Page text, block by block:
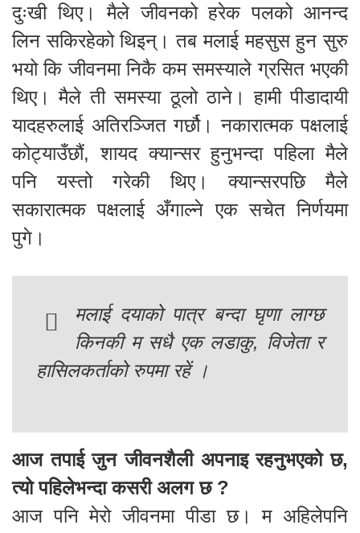
दुःखी थिए। मैले जीवनको हरेक पलको आनन्द
लिन सकिरहेको थिइन्। तब मलाई महसुस हुन सुरु
भयो कि जीवनमा निकै कम समस्याले ग्रसित भएकी
थिए। मैले ती समस्या ठूलो ठाने। हामी पीडादायी
यादहरुलाई अतिरञ्जित गर्छौ। नकारात्मक पक्षलाई
कोट्याउँछौं, शायद क्यान्सर हुनुभन्दा पहिला मैले
पनि यस्तो गरेकी थिए। क्यान्सरपछि मैले
सकारात्मक पक्षलाई अँगाल्ने एक सचेत निर्णयमा
पुगे।
मलाई दयाको पात्र बन्दा घृणा लाग्छ
किनकी म सधै एक लडाकु, विजेता र
हासिलकर्ताको रुपमा रहें ।
आज तपाई जुन जीवनशैली अपनाइ रहनुभएको छ,
त्यो पहिलेभन्दा कसरी अलग छ ?
आज पनि मेरो जीवनमा पीडा छ। म अहिलेपनि